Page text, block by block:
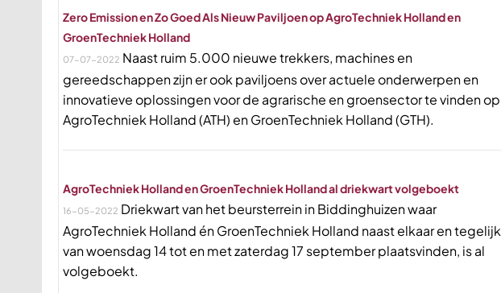
Zero Emission en Zo Goed Als Nieuw Paviljoen op AgroTechniek Holland en
GroenTechniek Holland
07-07-2022 Naast ruim 5.000 nieuwe trekkers, machines en
gereedschappen zijn er ook paviljoens over actuele onderwerpen en
innovatieve oplossingen voor de agrarische en groensector te vinden op
AgroTechniek Holland (ATH) en GroenTechniek Holland (GTH).
AgroTechniek Holland en GroenTechniek Holland al driekwart volgeboekt
16-05-2022 Driekwart van het beursterrein in Biddinghuizen waar
AgroTechniek Holland én GroenTechniek Holland naast elkaar en tegelijk
van woensdag 14 tot en met zaterdag 17 september plaatsvinden, is al
volgeboekt.